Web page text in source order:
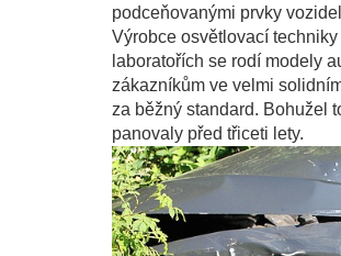
podceňovanými prvky
Výrobce osvětlovací
laboratořích se rodí modely
zákazníkům ve velmi
za běžný standard. Bohužel
panovaly před třiceti lety.